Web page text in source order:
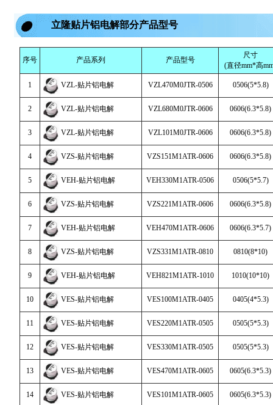
立隆贴片铝电解部分产品型号
序号 产品系列 产品型号
尺寸
(直径mm*高
1 VZL-贴片铝电解 VZL470M0JTR-0506 0506(5*5.8)
2 VZL-贴片铝电解 VZL680M0JTR-0606 0606(6.3*5.8)
3 VZL-贴片铝电解 VZL101M0JTR-0606 0606(6.3*5.8)
4 VZS-贴片铝电解 VZS151M1ATR-0606 0606(6.3*5.8)
5 VEH-贴片铝电解 VEH330M1ATR-0506 0506(5*5.7)
6 VZS-贴片铝电解 VZS221M1ATR-0606 0606(6.3*5.8)
7 VEH-贴片铝电解 VEH470M1ATR-0606 0606(6.3*5.7)
8 VZS-贴片铝电解 VZS331M1ATR-0810 0810(8*10)
9 VEH-贴片铝电解 VEH821M1ATR-1010 1010(10*10)
10 VES-贴片铝电解 VES100M1ATR-0405 0405(4*5.3)
11 VES-贴片铝电解 VES220M1ATR-0505 0505(5*5.3)
12 VES-贴片铝电解 VES330M1ATR-0505 0505(5*5.3)
13 VES-贴片铝电解 VES470M1ATR-0605 0605(6.3*5.3)
14 VES-贴片铝电解 VES101M1ATR-0605 0605(6.3*5.3)